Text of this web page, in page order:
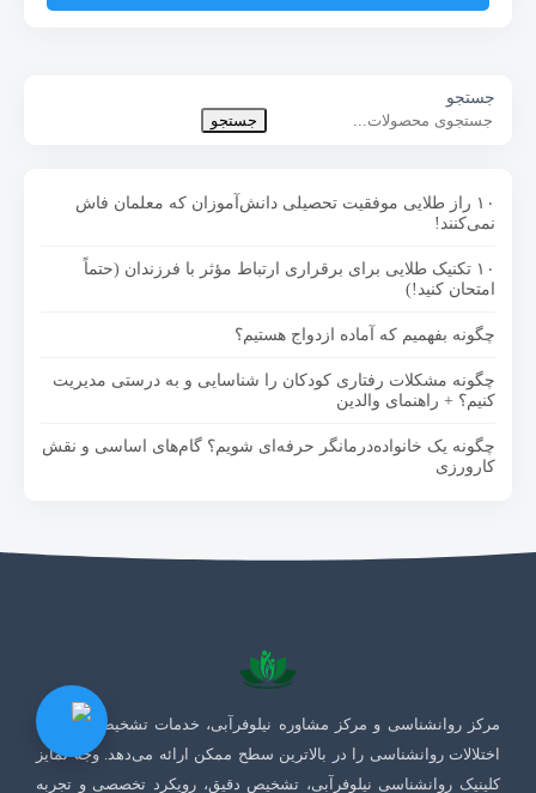
جستجو
جستجو
۱۰ راز طلایی موفقیت تحصیلی دانش‌آموزان که معلمان فاش
نمی‌کنند!
۱۰ تکنیک طلایی برای برقراری ارتباط مؤثر با فرزندان (حتماً
امتحان کنید!)
چگونه بفهمیم که آماده ازدواج هستیم؟
چگونه مشکلات رفتاری کودکان را شناسایی و به درستی مدیریت
کنیم؟ + راهنمای والدین
چگونه یک خانواده‌درمانگر حرفه‌ای شویم؟ گام‌های اساسی و نقش
کارورزی
مرکز روانشناسی و مرکز مشاوره نیلوفرآبی، خدمات تشخیص و درمان
اختلالات روانشناسی را در بالاترین سطح ممکن ارائه می‌دهد. وجه تمایز
کلینیک روانشناسی نیلوفرآبی، تشخیص دقیق، رویکرد تخصصی و تجربه